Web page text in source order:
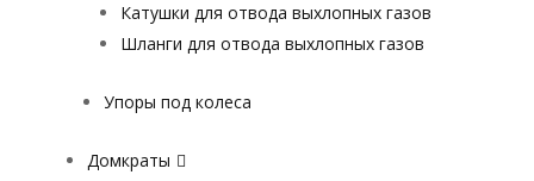
Катушки для отвода выхлопных газов
Шланги для отвода выхлопных газов
Упоры под колеса
Домкраты